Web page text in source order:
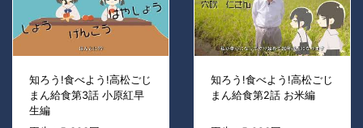
知ろう!食べよう!高松ごじ
まん給食第3話 小原紅早
生編
知ろう!食べよう!高松ごじ
まん給食第2話 お米編